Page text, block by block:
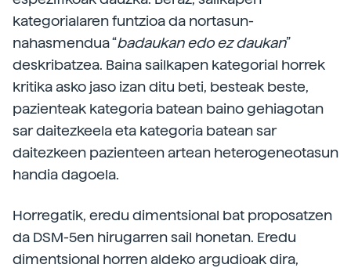
kategorialaren funtzioa da nortasun-
nahasmendua “badaukan edo ez daukan”
deskribatzea. Baina sailkapen kategorial horrek
kritika asko jaso izan ditu beti, besteak beste,
pazienteak kategoria batean baino gehiagotan
sar daitezkeela eta kategoria batean sar
daitezkeen pazienteen artean heterogeneotasun
handia dagoela.
Horregatik, eredu dimentsional bat proposatzen
da DSM-5en hirugarren sail honetan. Eredu
dimentsional horren aldeko argudioak dira,